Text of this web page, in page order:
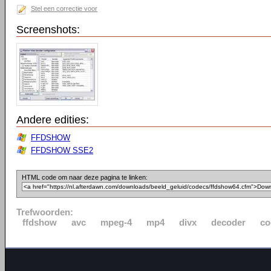
Stel een correctie voor
Screenshots:
Andere edities:
FFDSHOW
FFDSHOW SSE2
HTML code om naar deze pagina te linken:
Trefwoorden:
ffdshow
avc mpeg-4 mp4 divx decoder